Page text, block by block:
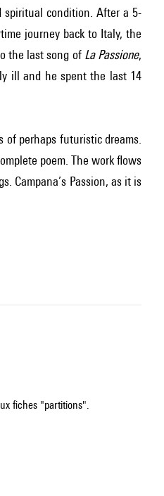
spiritual condition. After a 5-
journey back to Italy, the
the last song of La Passione,
ill and he spent the last 14
of perhaps futuristic dreams.
poem. The work flows
Campana’s Passion, as it is
fiches "partitions".